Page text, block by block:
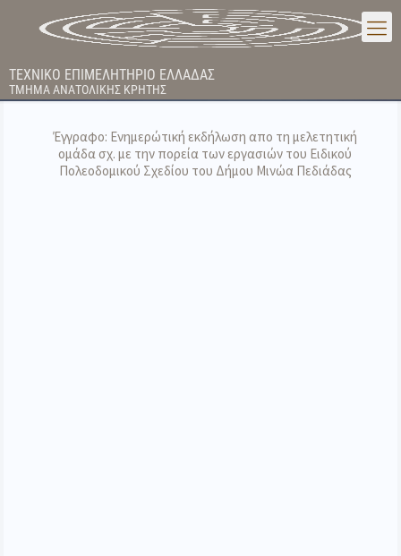
ΤΕΧΝΙΚΟ ΕΠΙΜΕΛΗΤΗΡΙΟ ΕΛΛΑΔΑΣ
ΤΜΗΜΑ ΑΝΑΤΟΛΙΚΗΣ ΚΡΗΤΗΣ
Έγγραφο: Ενημερώτική εκδήλωση απο τη μελετητική
ομάδα σχ. με την πορεία των εργασιών του Ειδικού
Πολεοδομικού Σχεδίου του Δήμου Μινώα Πεδιάδας